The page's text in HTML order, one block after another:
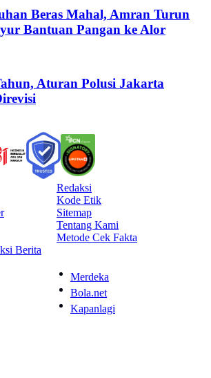
Beras Mahal, Amran Turun
Bantuan Pangan ke Alor
Aturan Polusi Jakarta
Redaksi
Kode Etik
Sitemap
Tentang Kami
Metode Cek Fakta
Berita
Merdeka
Bola.net
Kapanlagi